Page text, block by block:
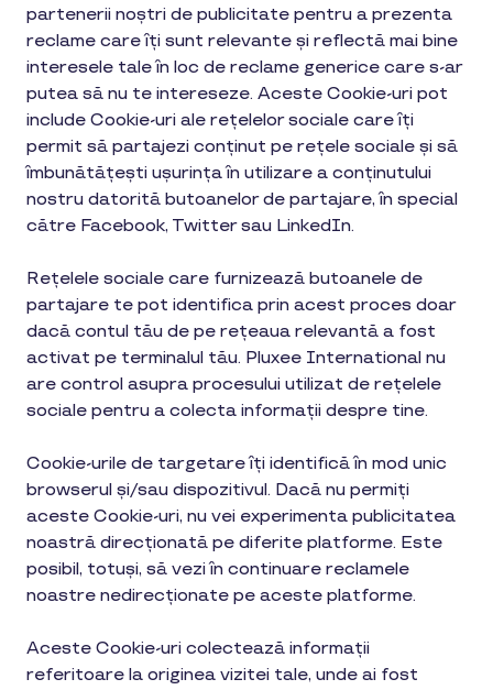
partenerii noștri de publicitate pentru a prezenta
reclame care îți sunt relevante și reflectă mai bine
interesele tale în loc de reclame generice care s-ar
putea să nu te intereseze. Aceste Cookie-uri pot
include Cookie-uri ale rețelelor sociale care îți
permit să partajezi conținut pe rețele sociale și să
îmbunătățești ușurința în utilizare a conținutului
nostru datorită butoanelor de partajare, în special
către Facebook, Twitter sau LinkedIn.
Rețelele sociale care furnizează butoanele de
partajare te pot identifica prin acest proces doar
dacă contul tău de pe rețeaua relevantă a fost
activat pe terminalul tău. Pluxee International nu
are control asupra procesului utilizat de rețelele
sociale pentru a colecta informații despre tine.
Cookie-urile de targetare îți identifică în mod unic
browserul și/sau dispozitivul. Dacă nu permiți
aceste Cookie-uri, nu vei experimenta publicitatea
noastră direcționată pe diferite platforme. Este
posibil, totuși, să vezi în continuare reclamele
noastre nedirecționate pe aceste platforme.
Aceste Cookie-uri colectează informații
referitoare la originea vizitei tale, unde ai fost